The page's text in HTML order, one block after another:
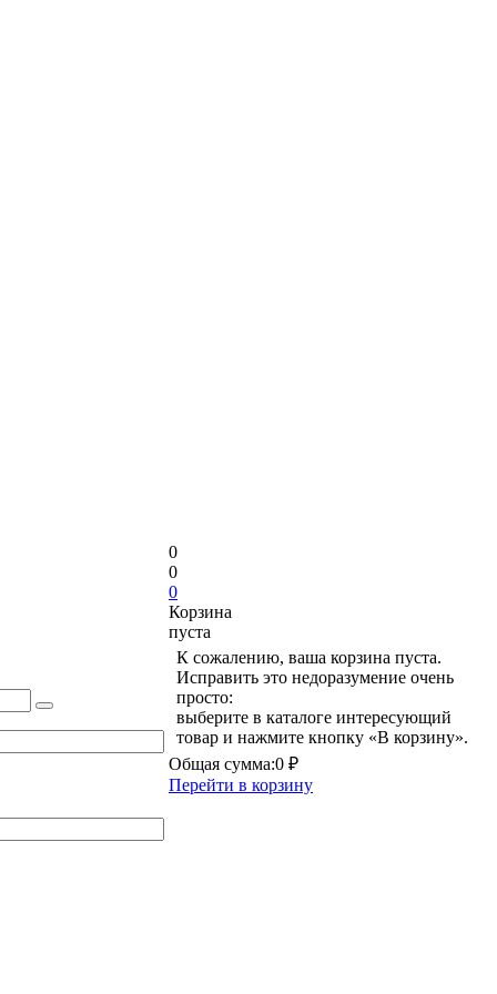
0
0
0
Корзина
пуста
К сожалению, ваша корзина пуста.
Исправить это недоразумение очень
просто:
выберите в каталоге интересующий
товар и нажмите кнопку «В корзину».
Общая сумма:0 ₽
Перейти в корзину